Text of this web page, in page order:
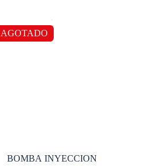
AGOTADO
BOMBA INYECCION